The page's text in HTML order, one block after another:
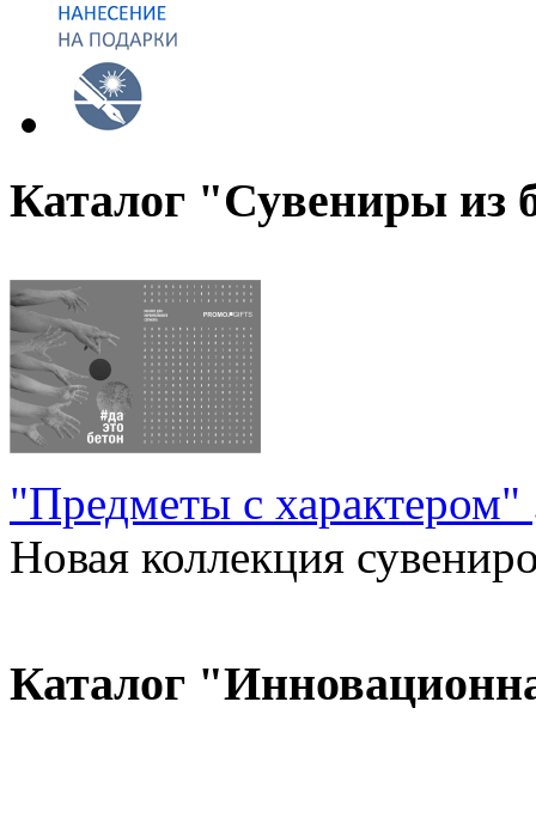
Каталог "Сувениры из
"Предметы с характером"
Новая коллекция
Каталог